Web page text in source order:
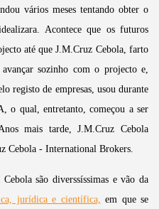
vários meses tentando obter o
Acontece que os futuros
até que J.M.Cruz Cebola, farto
sozinho com o projecto e,
registo de empresas, usou durante
o qual, entretanto, começou a ser
mais tarde, J.M.Cruz Cebola
Cebola - International Brokers.
são diverssíssimas e vão da
jurídica e científica,
em que se